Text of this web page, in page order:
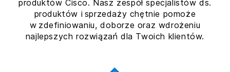
produktów Cisco. Nasz zespół specjalistów ds.
produktów i sprzedaży chętnie pomoże
w zdefiniowaniu, doborze oraz wdrożeniu
najlepszych rozwiązań dla Twoich klientów.